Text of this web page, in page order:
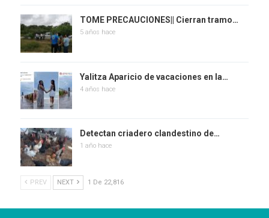
TOME PRECAUCIONES|| Cierran tramo…
5 años hace
Yalitza Aparicio de vacaciones en la…
4 años hace
Detectan criadero clandestino de…
1 año hace
PREV NEXT 1 De 22,816